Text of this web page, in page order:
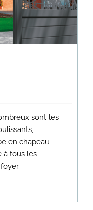
sont les
en chapeau
à tous les